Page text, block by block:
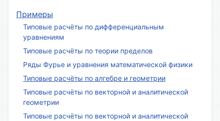
Примеры
Типовые расчёты по дифференциальным
уравнениям
Типовые расчёты по теории пределов
Ряды Фурье и уравнения математической физики
Типовые расчёты по алгебре и геометрии
Типовые расчёты по векторной и аналитической
геометрии
Типовые расчёты по векторной и аналитической